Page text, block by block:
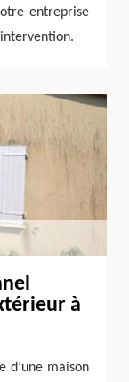
entreprise
à
d’une maison